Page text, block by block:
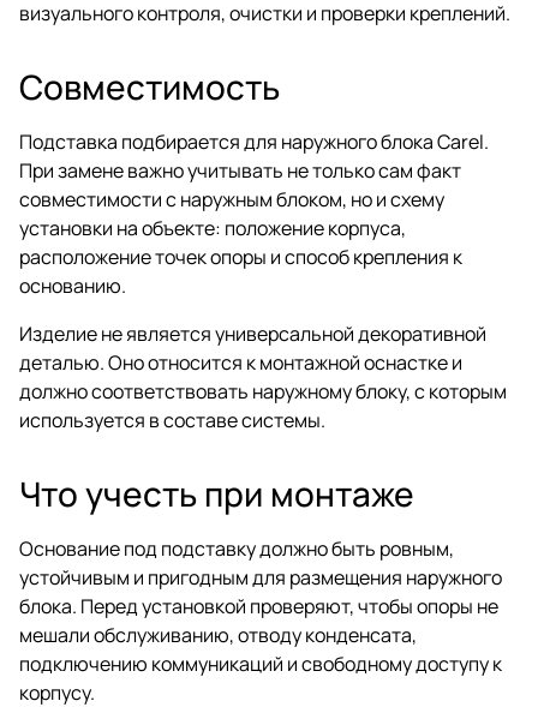
визуального контроля, очистки и проверки креплений.
Совместимость
Подставка подбирается для наружного блока Carel.
При замене важно учитывать не только сам факт
совместимости с наружным блоком, но и схему
установки на объекте: положение корпуса,
расположение точек опоры и способ крепления к
основанию.
Изделие не является универсальной декоративной
деталью. Оно относится к монтажной оснастке и
должно соответствовать наружному блоку, с которым
используется в составе системы.
Что учесть при монтаже
Основание под подставку должно быть ровным,
устойчивым и пригодным для размещения наружного
блока. Перед установкой проверяют, чтобы опоры не
мешали обслуживанию, отводу конденсата,
подключению коммуникаций и свободному доступу к
корпусу.